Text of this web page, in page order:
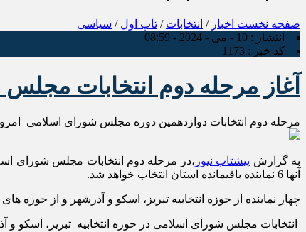
صفحه نخست اخبار / انتخابات / تاپ اول / سیاسی
انتشار : 10 - می - 2024 - 08:59
کد خبر : 1173
آغاز مرحله دوم انتخابات
مرحله دوم انتخابات دوازدهمین دوره مجلس شورای اسلامی امروز جمعه ۲۱ اردیبهشت در سه حوزه انتخابیه تبریز، اسکو و آذرشهر، میانه و شبستر در استان
به گزارش پیشتاب نیوز
آنها 6 نماینده باقیمانده استان انتخاب خواهد شد.
چهار نماینده از حوزه انتخابیه تبریز، اسکو و آذرشهر و از حوزه
انتخابات مجلس شورای اسلامی در حوزه انتخابیه تبریز، اسکو و